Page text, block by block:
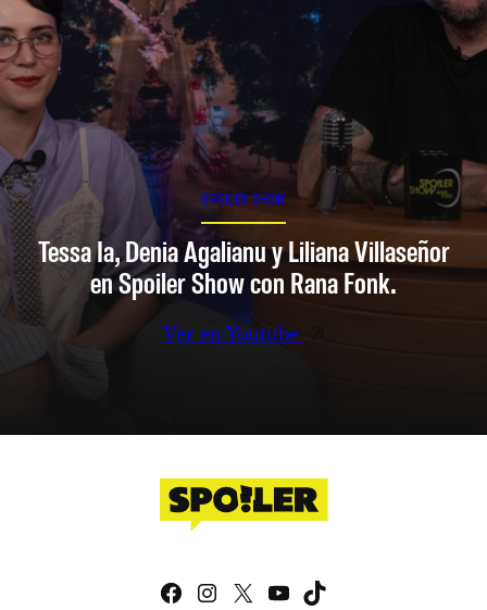
SPOILER SHOW
Tessa Ia, Denia Agalianu y Liliana Villaseñor
en Spoiler Show con Rana Fonk.
Ver en Youtube
Facebook
Instagram
X YouTube